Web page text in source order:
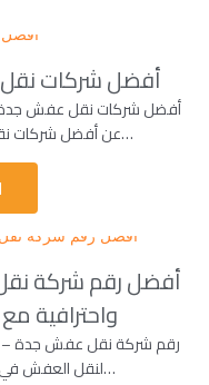
أفضل شركات
أفضل شركات نقل عفش جدة
عن أفضل شركات نقل عفش جدة بخدمة احترافية، فإن…
أفضل رقم شركة
واحترافية
رقم شركة نقل عفش جدة –
لنقل العفش في ظل التنقل المستمر بين المنازل…